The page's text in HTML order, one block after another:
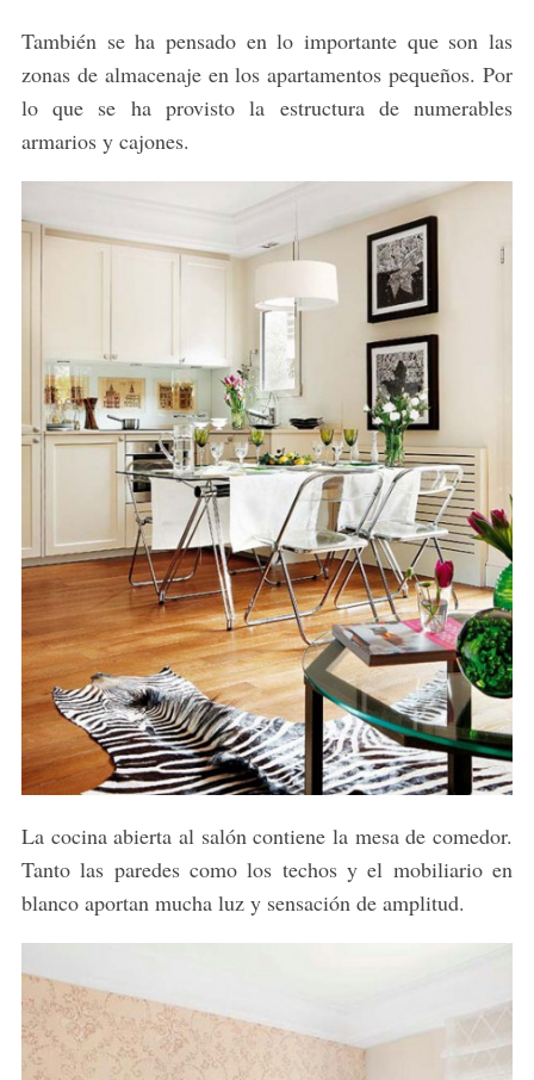
También se ha pensado en lo importante que son las
zonas de almacenaje en los apartamentos pequeños. Por
lo que se ha provisto la estructura de numerables
armarios y cajones.
La cocina abierta al salón contiene la mesa de comedor.
Tanto las paredes como los techos y el mobiliario en
blanco aportan mucha luz y sensación de amplitud.